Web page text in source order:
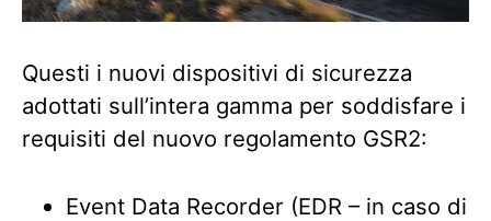
Questi i nuovi dispositivi di sicurezza
adottati sull’intera gamma per soddisfare i
requisiti del nuovo regolamento GSR2:
Event Data Recorder (EDR – in caso di